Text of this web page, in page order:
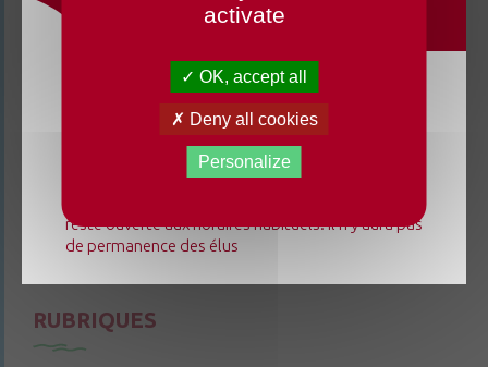
Le mardi de 9h à 12h
Le jeudi de 9h à 12h et de 14h à 18h
Nous contacter
RUBRIQUES
Du lundi 3 août au dimanche 23 août 2026, la
mairie déléguée de Chenillé-Changé adapte ses
horaires ⚠ Elle sera fermée les jeudis, ouverte les
lundis 3, 10 et 17 août de 9h à 12h. L'accueil de la
reste ouverte aux horaires habituels. Il n'y aura pas
de permanence des élus
activate
OK, accept all
Deny all cookies
Personalize